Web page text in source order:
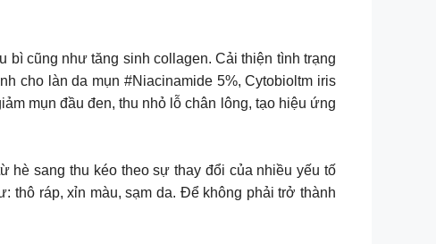
cũng như tăng sinh collagen. Cải thiện tình trạng
cho làn da mụn #Niacinamide 5%, Cytobioltm iris
mụn đầu đen, thu nhỏ lỗ chân lông, tạo hiệu ứng
hè sang thu kéo theo sự thay đổi của nhiều yếu tố
ráp, xỉn màu, sạm da. Để không phải trở thành